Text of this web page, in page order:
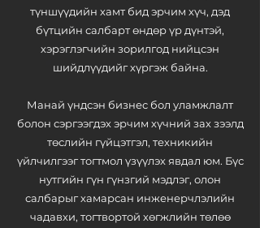
түншүүдийн хамт бид эрчим хүч, дэд
бүтцийн салбарт өндөр үр дүнтэй,
хэрэглэгчийн зорилгод нийцсэн
шийдлүүдийг хүргэж байна.
Манай үндсэн бизнес бол уламжлалт
болон сэргээгдэх эрчим хүчний зах зээлд
төслийн гүйцэтгэл, техникийн
үйлчилгээг тогтмол үзүүлэх явдал юм. Бүс
нутгийн гүн гүнзгий мэдлэг, олон
салбарыг хамарсан инженерчлэлийн
чадавхи, тогтвортой хөгжлийн төлөө